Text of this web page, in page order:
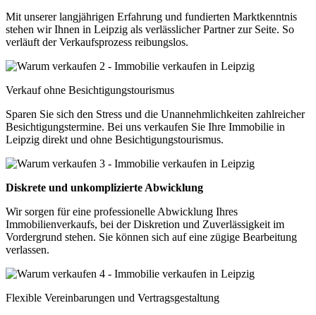
Mit unserer langjährigen Erfahrung und fundierten Marktkenntnis
stehen wir Ihnen in Leipzig als verlässlicher Partner zur Seite. So
verläuft der Verkaufsprozess reibungslos.
Verkauf ohne Besichtigungstourismus
Sparen Sie sich den Stress und die Unannehmlichkeiten zahlreicher
Besichtigungstermine. Bei uns verkaufen Sie Ihre Immobilie in
Leipzig direkt und ohne Besichtigungstourismus.
Diskrete und unkomplizierte Abwicklung
Wir sorgen für eine professionelle Abwicklung Ihres
Immobilienverkaufs, bei der Diskretion und Zuverlässigkeit im
Vordergrund stehen. Sie können sich auf eine zügige Bearbeitung
verlassen.
Flexible Vereinbarungen und Vertragsgestaltung